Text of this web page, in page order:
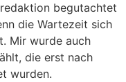
begutachtet
die Wartezeit sich
Mir wurde auch
die erst nach
wurden.